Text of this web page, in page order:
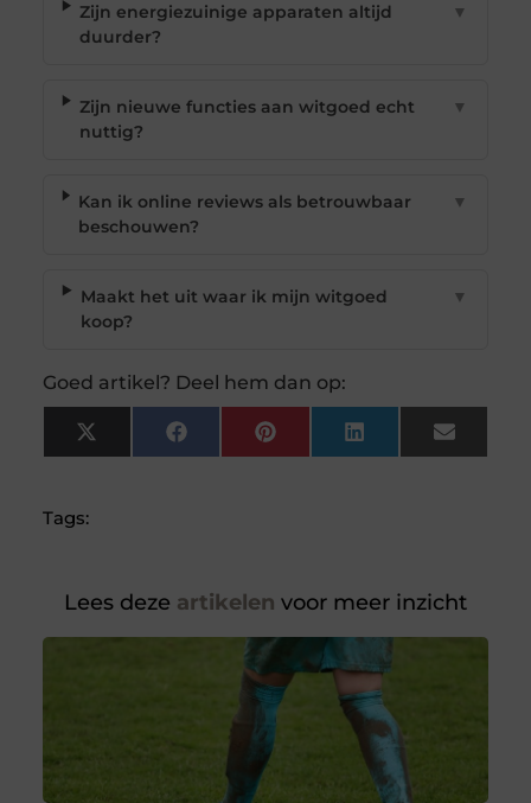
Zijn energiezuinige apparaten altijd
duurder?
▼
Zijn nieuwe functies aan witgoed echt
nuttig?
▼
Kan ik online reviews als betrouwbaar
beschouwen?
▼
Maakt het uit waar ik mijn witgoed
koop?
▼
Goed artikel? Deel hem dan op:
X
(Twitter)
FacebookPinterest LinkedIn Email
Tags:
Lees deze artikelen voor meer inzicht